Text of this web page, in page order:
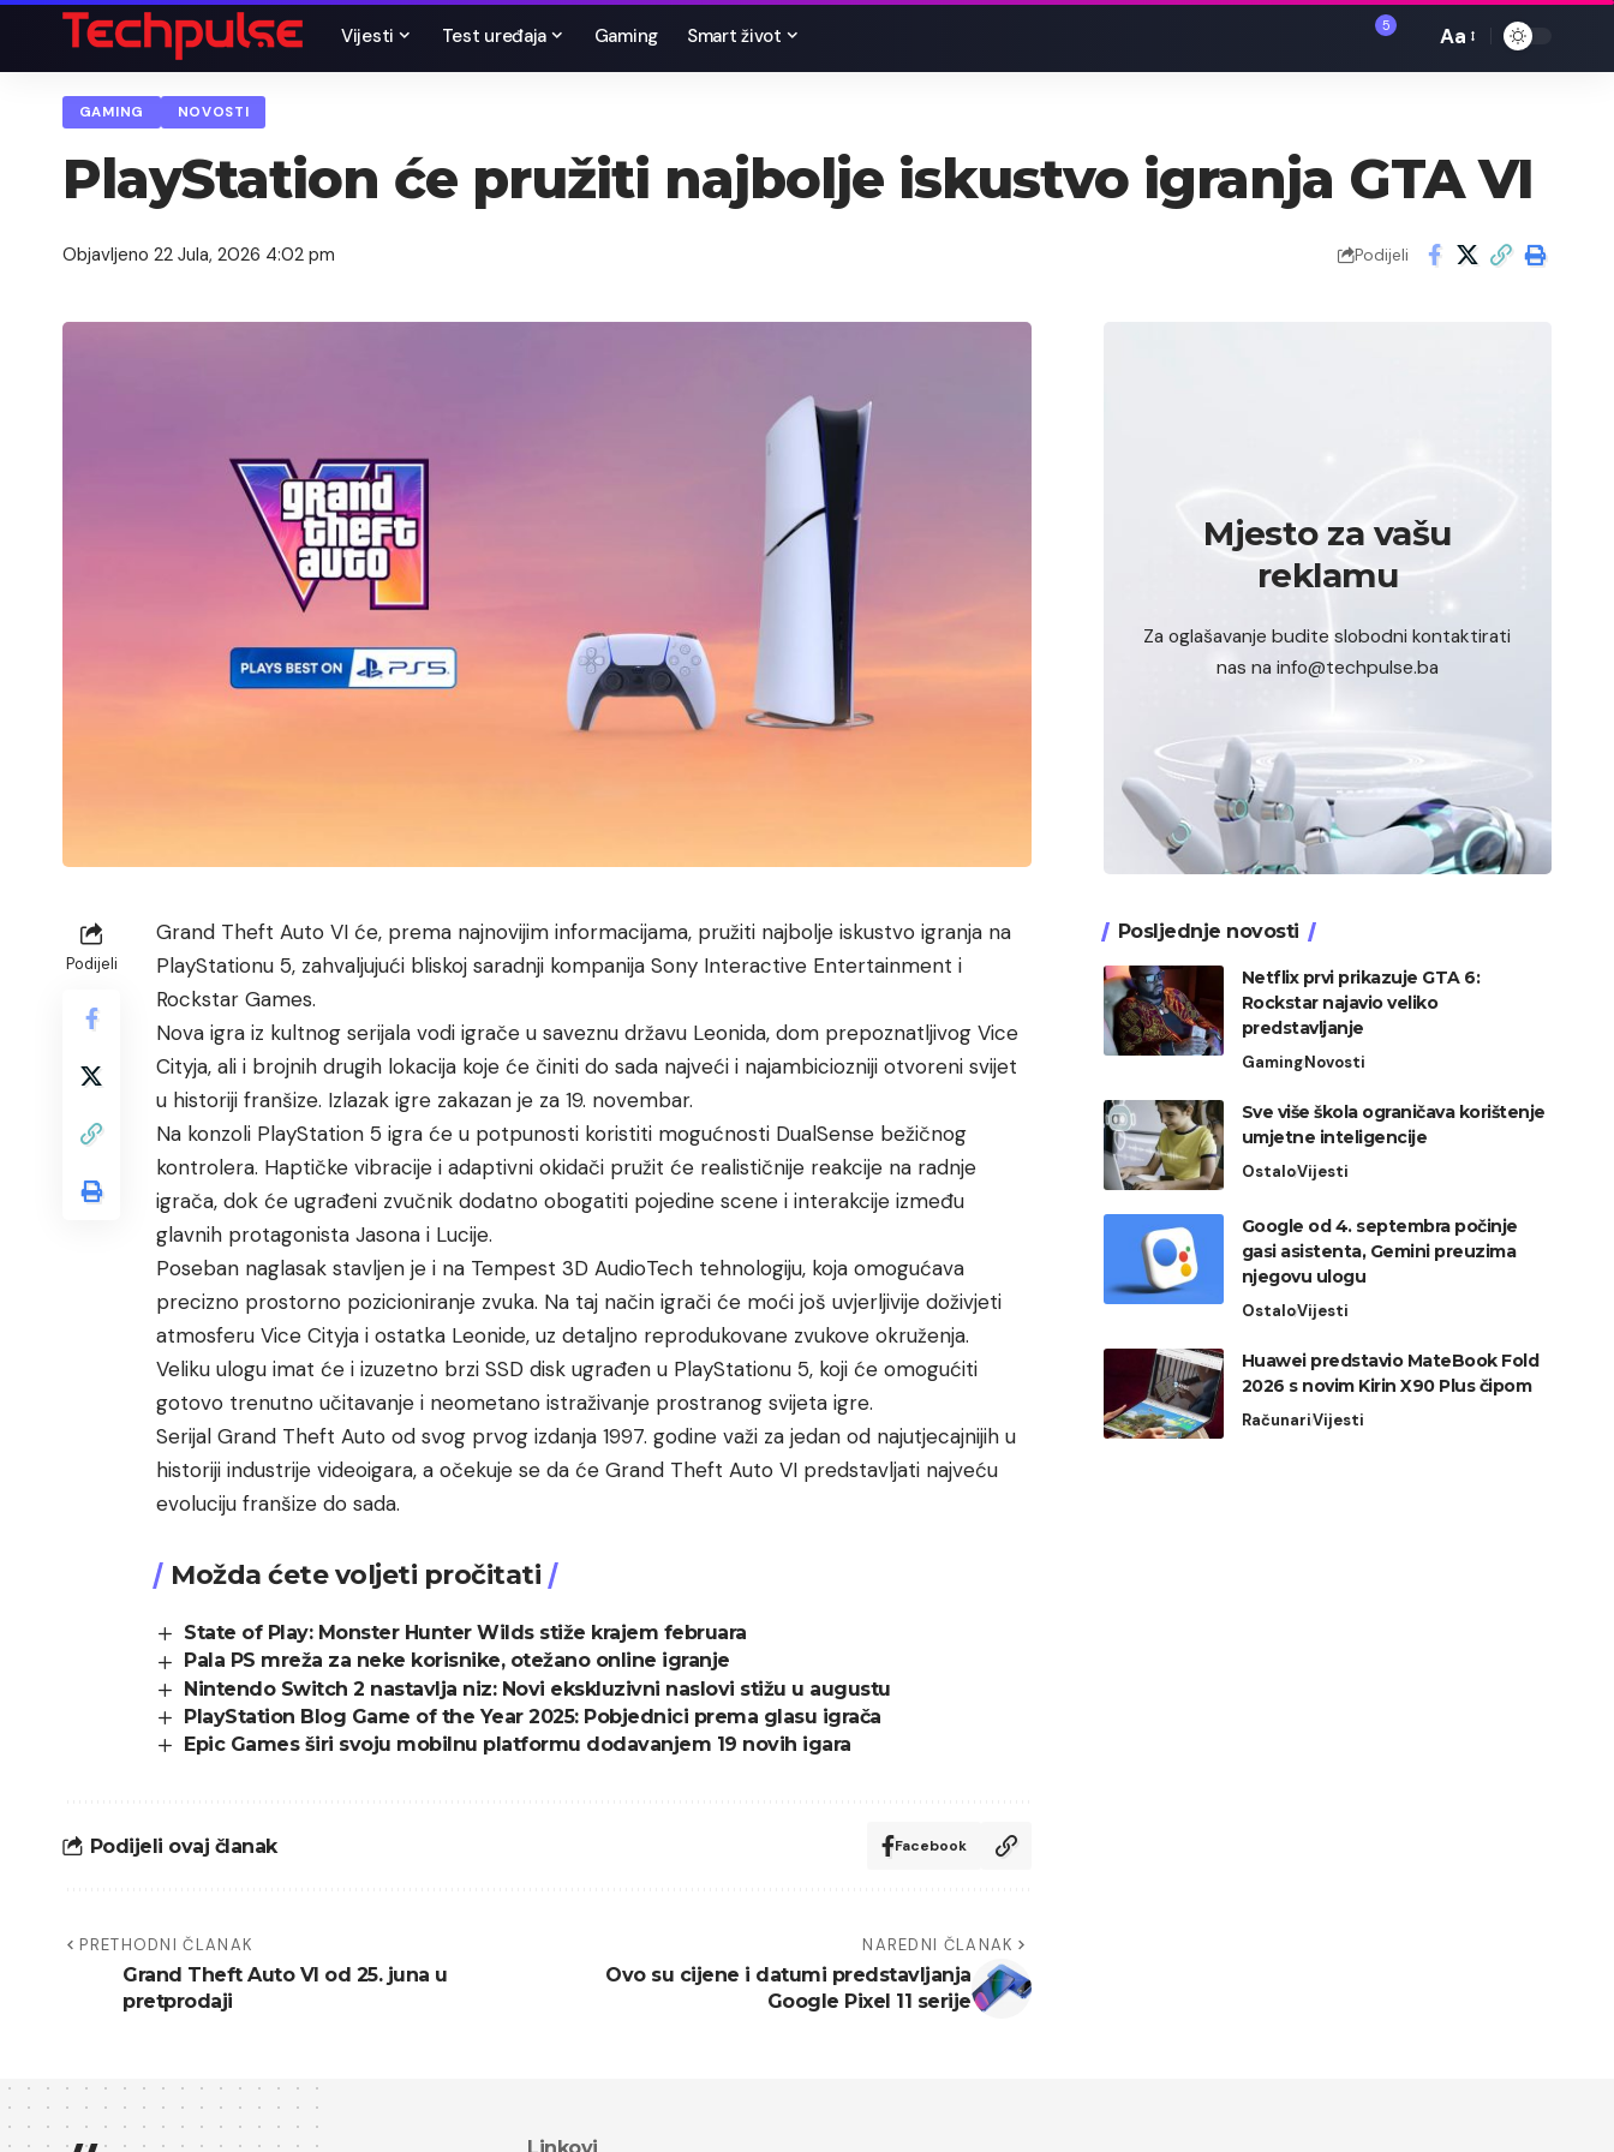
Vijesti Test uređaja Gaming Smart život 5
Font
Aa
GAMING NOVOSTI
PlayStation će pružiti najbolje iskustvo igranja GTA VI
Objavljeno 22 Jula, 2026 4:02 pm Podijeli
Podijeli
Grand Theft Auto VI će, prema najnovijim informacijama, pružiti najbolje iskustvo igranja na
PlayStationu 5, zahvaljujući bliskoj saradnji kompanija Sony Interactive Entertainment i
Rockstar Games.
Nova igra iz kultnog serijala vodi igrače u saveznu državu Leonida, dom prepoznatljivog Vice
Cityja, ali i brojnih drugih lokacija koje će činiti do sada najveći i najambiciozniji otvoreni svijet
u historiji franšize. Izlazak igre zakazan je za 19. novembar.
Na konzoli PlayStation 5 igra će u potpunosti koristiti mogućnosti DualSense bežičnog
kontrolera. Haptičke vibracije i adaptivni okidači pružit će realističnije reakcije na radnje
igrača, dok će ugrađeni zvučnik dodatno obogatiti pojedine scene i interakcije između
glavnih protagonista Jasona i Lucije.
Poseban naglasak stavljen je i na Tempest 3D AudioTech tehnologiju, koja omogućava
precizno prostorno pozicioniranje zvuka. Na taj način igrači će moći još uvjerljivije doživjeti
atmosferu Vice Cityja i ostatka Leonide, uz detaljno reprodukovane zvukove okruženja.
Veliku ulogu imat će i izuzetno brzi SSD disk ugrađen u PlayStationu 5, koji će omogućiti
gotovo trenutno učitavanje i neometano istraživanje prostranog svijeta igre.
Serijal Grand Theft Auto od svog prvog izdanja 1997. godine važi za jedan od najutjecajnijih u
historiji industrije videoigara, a očekuje se da će Grand Theft Auto VI predstavljati najveću
evoluciju franšize do sada.
Možda ćete voljeti pročitati
State of Play: Monster Hunter Wilds stiže krajem februara
Pala PS mreža za neke korisnike, otežano online igranje
Nintendo Switch 2 nastavlja niz: Novi ekskluzivni naslovi stižu u augustu
PlayStation Blog Game of the Year 2025: Pobjednici prema glasu igrača
Epic Games širi svoju mobilnu platformu dodavanjem 19 novih igara
Podijeli ovaj članak Facebook
PRETHODNI ČLANAK
Grand Theft Auto VI od 25. juna u
pretprodaji
NAREDNI ČLANAK
Ovo su cijene i datumi predstavljanja
Google Pixel 11 serije
Mjesto za vašu
reklamu
Za oglašavanje budite slobodni kontaktirati
nas na info@techpulse.ba
Posljednje novosti
Netflix prvi prikazuje GTA 6:
Rockstar najavio veliko
predstavljanje
GamingNovosti
Sve više škola ograničava korištenje
umjetne inteligencije
OstaloVijesti
Google od 4. septembra počinje
gasi asistenta, Gemini preuzima
njegovu ulogu
OstaloVijesti
Huawei predstavio MateBook Fold
2026 s novim Kirin X90 Plus čipom
RačunariVijesti